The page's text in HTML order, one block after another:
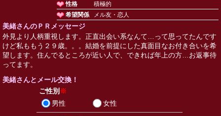
性格
積極的
希望関係
メル友・恋人
美緒さんのＰＲメッセージ
外見より人柄重視します。正直出会い系なんて…って思ってたんです
けど私ももう２９歳。。。結婚を前提にした真面目なお付き合いを希
望します。住んでるところが近い人で、できれば年上の方…お返事待
ってます。
美緒さんとメール交換！